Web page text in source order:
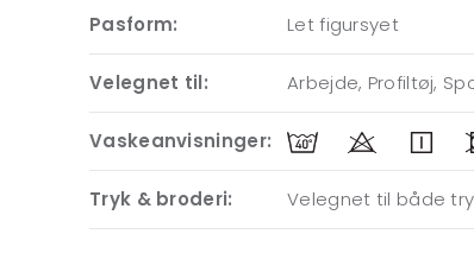
Pasform: Let figursyet
Velegnet til: Arbejde, Profiltøj,
Vaskeanvisninger:
Tryk & broderi: Velegnet til både